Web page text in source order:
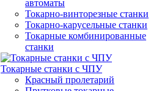
автоматы
Токарно-винторезные станки
Токарно-карусельные станки
Токарные комбинированные
станки
Токарные станки с ЧПУ
Красный пролетарий